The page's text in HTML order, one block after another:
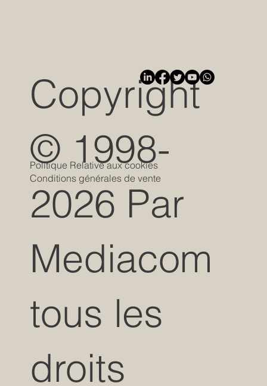
Copyright
© 1998-
2026 Par
Mediacom
tous les
droits
Politique Relative aux cookies
Conditions générales de vente